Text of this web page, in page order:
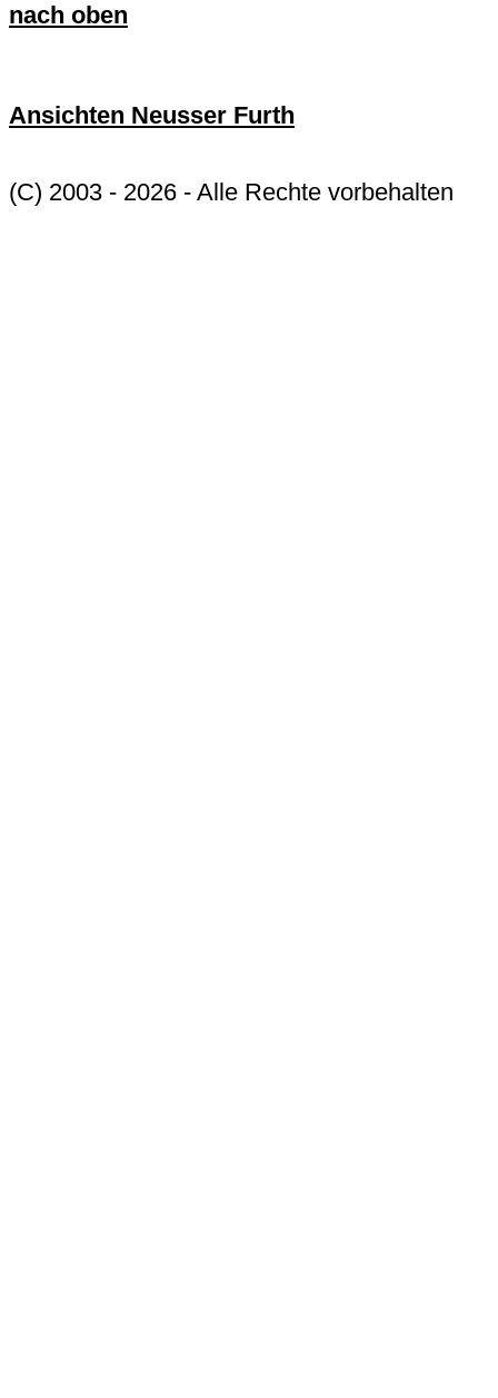
nach oben
Ansichten Neusser Furth
(C) 2003 - 2026 - Alle Rechte vorbehalten